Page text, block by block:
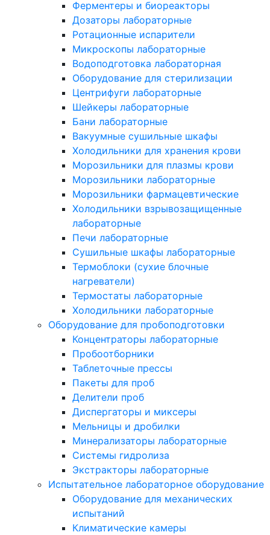
Ферментеры и биореакторы
Дозаторы лабораторные
Ротационные испарители
Микроскопы лабораторные
Водоподготовка лабораторная
Оборудование для стерилизации
Центрифуги лабораторные
Шейкеры лабораторные
Бани лабораторные
Вакуумные сушильные шкафы
Холодильники для хранения крови
Морозильники для плазмы крови
Морозильники лабораторные
Морозильники фармацевтические
Холодильники взрывозащищенные
лабораторные
Печи лабораторные
Сушильные шкафы лабораторные
Термоблоки (сухие блочные
нагреватели)
Термостаты лабораторные
Холодильники лабораторные
Оборудование для пробоподготовки
Концентраторы лабораторные
Пробоотборники
Таблеточные прессы
Пакеты для проб
Делители проб
Диспергаторы и миксеры
Мельницы и дробилки
Минерализаторы лабораторные
Системы гидролиза
Экстракторы лабораторные
Испытательное лабораторное оборудование
Оборудование для механических
испытаний
Климатические камеры